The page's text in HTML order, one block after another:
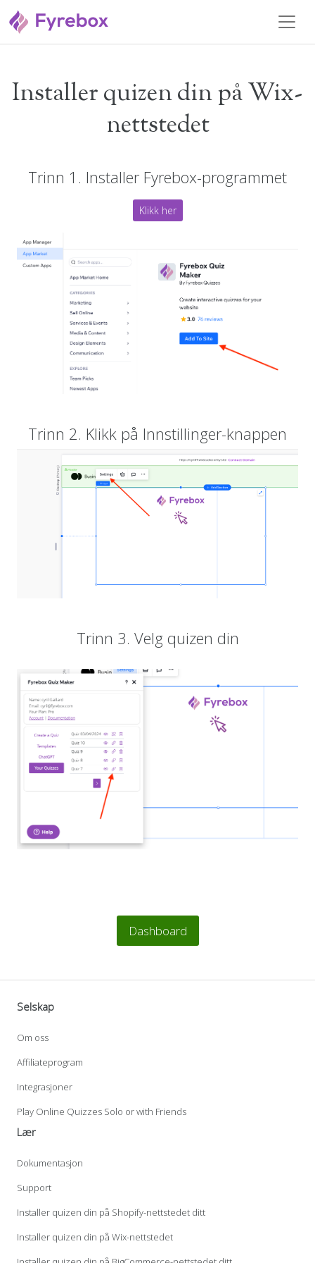
Installer quizen din på Wix-
nettstedet
Trinn 1. Installer Fyrebox-programmet
Klikk her
Trinn 2. Klikk på Innstillinger-knappen
Trinn 3. Velg quizen din
Dashboard
Selskap
Om oss
Affiliateprogram
Integrasjoner
Play Online Quizzes Solo or with Friends
Lær
Dokumentasjon
Support
Installer quizen din på Shopify-nettstedet ditt
Installer quizen din på Wix-nettstedet